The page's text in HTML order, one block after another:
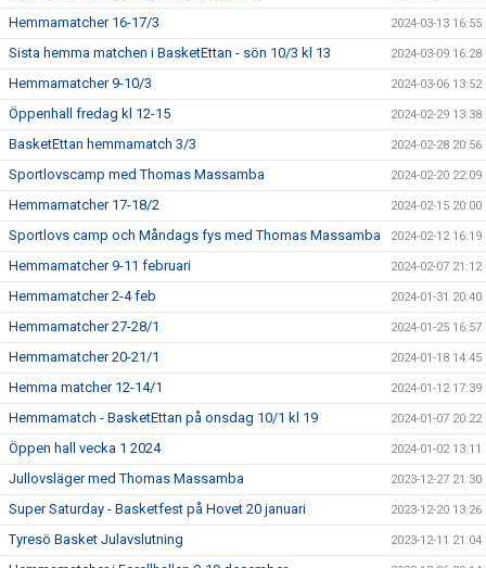
Hemmamatcher 16-17/3 2024-03-13 16:55
Sista hemma matchen i BasketEttan - sön 10/3 kl 13 2024-03-09 16:28
Hemmamatcher 9-10/3 2024-03-06 13:52
Öppenhall fredag kl 12-15 2024-02-29 13:38
BasketEttan hemmamatch 3/3 2024-02-28 20:56
Sportlovscamp med Thomas Massamba 2024-02-20 22:09
Hemmamatcher 17-18/2 2024-02-15 20:00
Sportlovs camp och Måndags fys med Thomas Massamba 2024-02-12 16:19
Hemmamatcher 9-11 februari 2024-02-07 21:12
Hemmamatcher 2-4 feb 2024-01-31 20:40
Hemmamatcher 27-28/1 2024-01-25 16:57
Hemmamatcher 20-21/1 2024-01-18 14:45
Hemma matcher 12-14/1 2024-01-12 17:39
Hemmamatch - BasketEttan på onsdag 10/1 kl 19 2024-01-07 20:22
Öppen hall vecka 1 2024 2024-01-02 13:11
Jullovsläger med Thomas Massamba 2023-12-27 21:30
Super Saturday - Basketfest på Hovet 20 januari 2023-12-20 13:26
Tyresö Basket Julavslutning 2023-12-11 21:04